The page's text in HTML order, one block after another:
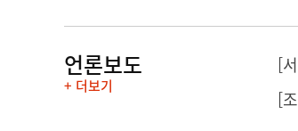
언론보도
+ 더보기
[
[